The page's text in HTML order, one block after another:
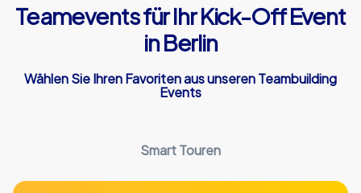
Teamevents für Ihr Kick-Off Event
in Berlin
Wählen Sie Ihren Favoriten aus unseren Teambuilding
Events
Smart Touren